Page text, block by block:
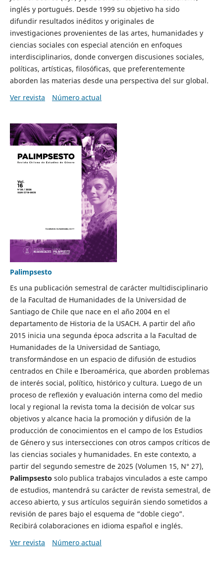
inglés y portugués. Desde 1999 su objetivo ha sido
difundir resultados inéditos y originales de
investigaciones provenientes de las artes, humanidades y
ciencias sociales con especial atención en enfoques
interdisciplinarios, donde convergen discusiones sociales,
políticas, artísticas, filosóficas, que preferentemente
aborden las materias desde una perspectiva del sur global.
Ver revista
Número actual
Palimpsesto
Es una publicación semestral de carácter multidisciplinario
de la Facultad de Humanidades de la Universidad de
Santiago de Chile que nace en el año 2004 en el
departamento de Historia de la USACH. A partir del año
2015 inicia una segunda época adscrita a la Facultad de
Humanidades de la Universidad de Santiago,
transformándose en un espacio de difusión de estudios
centrados en Chile e Iberoamérica, que aborden problemas
de interés social, político, histórico y cultura. Luego de un
proceso de reflexión y evaluación interna como del medio
local y regional la revista toma la decisión de volcar sus
objetivos y alcance hacia la promoción y difusión de la
producción de conocimientos en el campo de los Estudios
de Género y sus intersecciones con otros campos críticos de
las ciencias sociales y humanidades. En este contexto, a
partir del segundo semestre de 2025 (Volumen 15, N° 27),
Palimpsesto solo publica trabajos vinculados a este campo
de estudios, mantendrá su carácter de revista semestral, de
acceso abierto, y sus artículos seguirán siendo sometidos a
revisión de pares bajo el esquema de “doble ciego”.
Recibirá colaboraciones en idioma español e inglés.
Ver revista
Número actual